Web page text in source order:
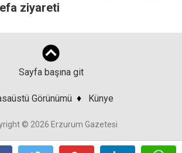
ziyareti
Sayfa başına git
Görünümü ♦ Künye
© 2026 Erzurum Gazetesi